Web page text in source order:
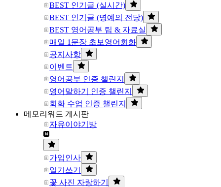
BEST 인기글 (실시간)
BEST 인기글 (명예의 전당)
BEST 영어공부 팁 & 자료실
매일 1문장 초보영어회화
공지사항
이벤트
영어공부 인증 챌린지
영어말하기 인증 챌린지
회화 수업 인증 챌린지
메모리워드 게시판
자유이야기방
가입인사
일기쓰기
꽃 사진 자랑하기